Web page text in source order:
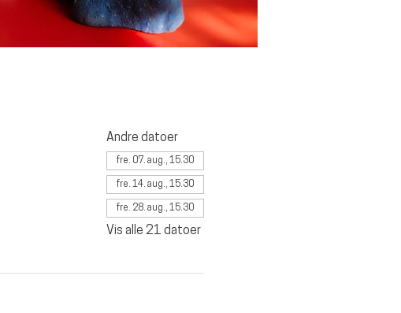
Andre datoer
fre. 07. aug., 15.30
fre. 14. aug., 15.30
fre. 28. aug., 15.30
Vis alle 21 datoer